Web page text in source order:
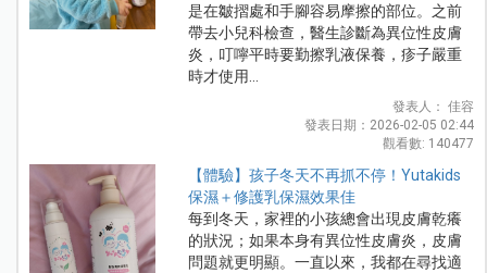
是在皺摺處和手腳容易摩擦的部位。之前
帶去小兒科檢查，醫生診斷為異位性皮膚
炎，叮嚀平時要勤擦乳液保養，疹子嚴重
時才使用...
發表人： 佳容
發表日期：2026-02-05 02:44
觀看數: 140477
【體驗】孩子冬天不再抓不停！Yutakids
保濕＋修護乳保濕效果佳
每到冬天，家裡的小孩總會出現皮膚乾癢
的狀況；如果本身有異位性皮膚炎，皮膚
問題就更明顯。一直以來，我都在尋找適